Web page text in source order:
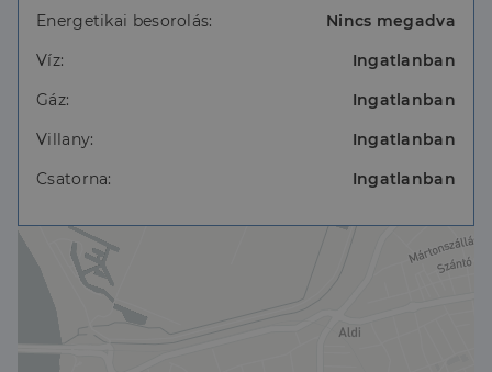
- fűtés fa tüzelésű kályhával illetve kandallóval
megoldott
Energetikai besorolás:
Nincs megadva
Víz:
Ingatlanban
Gáz:
Ingatlanban
Villany:
Ingatlanban
Csatorna:
Ingatlanban